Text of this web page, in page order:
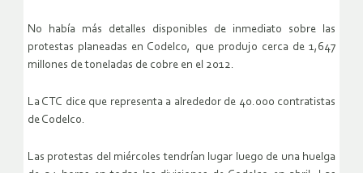
No había más detalles disponibles de inmediato sobre las
protestas planeadas en Codelco, que produjo cerca de 1,647
millones de toneladas de cobre en el 2012.
La CTC dice que representa a alrededor de 40.000 contratistas
de Codelco.
Las protestas del miércoles tendrían lugar luego de una huelga